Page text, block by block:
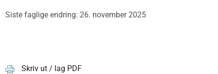
Siste faglige endring: 26. november 2025
Skriv ut / lag PDF